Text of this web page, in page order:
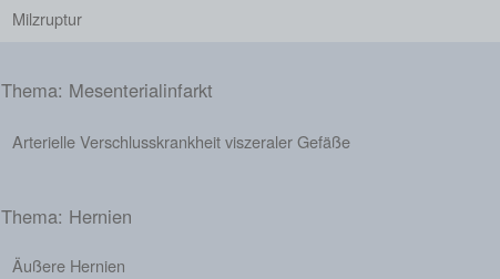
Milzruptur
Thema: Mesenterialinfarkt
Arterielle Verschlusskrankheit viszeraler Gefäße
Thema: Hernien
Äußere Hernien